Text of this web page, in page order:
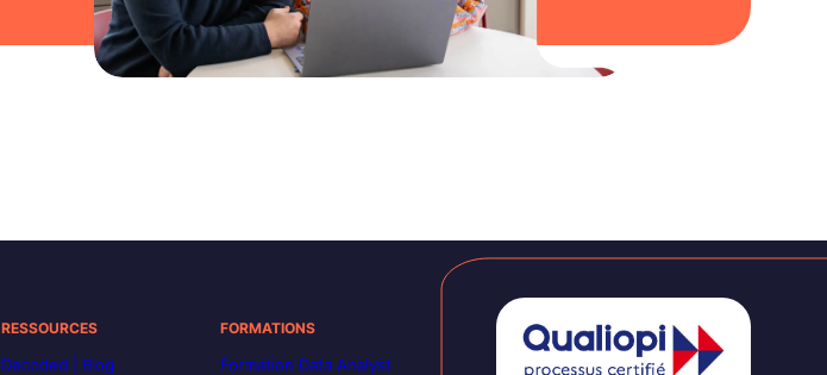
RESSOURCES
Decoded | Blog
FORMATIONS
Formation Data Analyst